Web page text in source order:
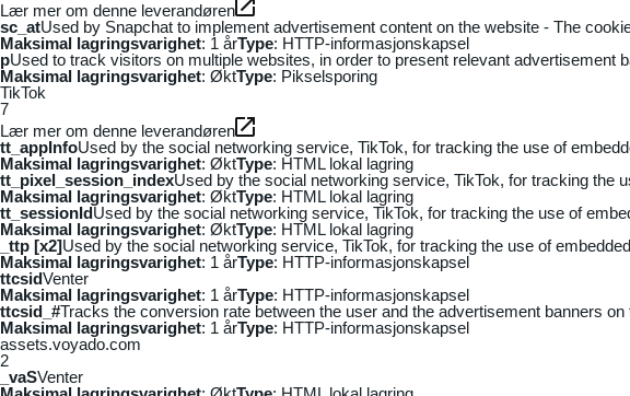
Lær mer om denne leverandøren
sc_atUsed by Snapchat to implement advertisement content on the website - The
Maksimal lagringsvarighet: 1 årType: HTTP-informasjonskapsel
pUsed to track visitors on multiple websites, in order to present relevant advertisement
Maksimal lagringsvarighet: ØktType: Pikselsporing
TikTok
7
Lær mer om denne leverandøren
tt_appInfoUsed by the social networking service, TikTok, for tracking the use of
Maksimal lagringsvarighet: ØktType: HTML lokal lagring
tt_pixel_session_indexUsed by the social networking service, TikTok, for tracking the
Maksimal lagringsvarighet: ØktType: HTML lokal lagring
tt_sessionIdUsed by the social networking service, TikTok, for tracking the use of
Maksimal lagringsvarighet: ØktType: HTML lokal lagring
_ttp [x2]Used by the social networking service, TikTok, for tracking the use of
Maksimal lagringsvarighet: 1 årType: HTTP-informasjonskapsel
ttcsidVenter
Maksimal lagringsvarighet: 1 årType: HTTP-informasjonskapsel
ttcsid_#Tracks the conversion rate between the user and the advertisement banners
Maksimal lagringsvarighet: 1 årType: HTTP-informasjonskapsel
assets.voyado.com
2
_vaSVenter